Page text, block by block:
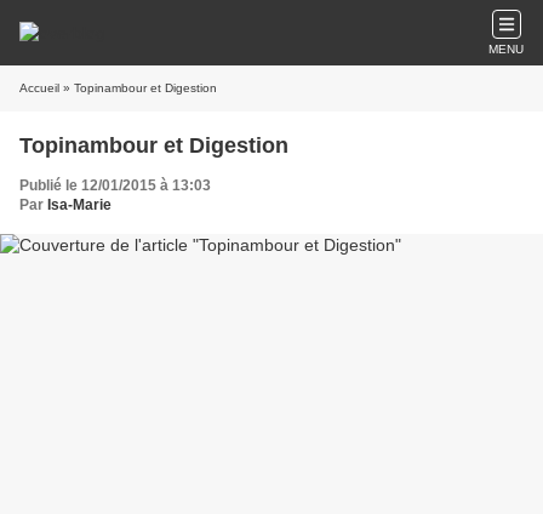
MENU
Accueil » Topinambour et Digestion
Topinambour et Digestion
Publié le 12/01/2015 à 13:03
Par Isa-Marie